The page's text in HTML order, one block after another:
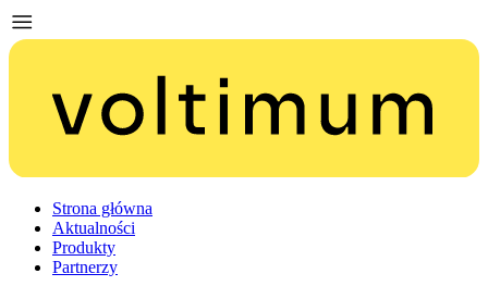
Strona główna
Aktualności
Produkty
Partnerzy